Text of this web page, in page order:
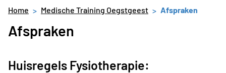
Home Medische Training Oegstgeest Afspraken
Afspraken
Huisregels Fysiotherapie: